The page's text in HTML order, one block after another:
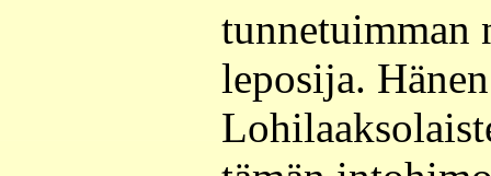
tunnetuimman
leposija.